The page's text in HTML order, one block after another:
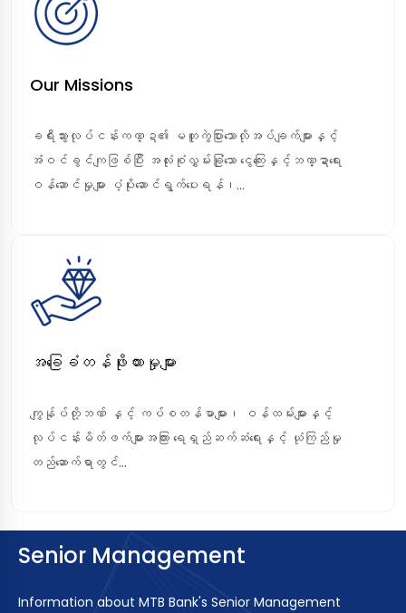
Our Missions
ခရီးသွားလုပ်ငန်းကဏ္ဍ၏ မတူကွဲပြားသောလိုအပ်ချက်များနှင့်
အံဝင်ခွင်ကျဖြစ်ပြီး အလုံးစုံလွှမ်းခြုံသော ငွေကြေးနှင့်ဘဏ္ဍာရေး
ဝန်ဆောင်မှုများ ပံ့ပိုးဆောင်ရွက်ပေးရန်၊...
အခြေခံတန်ဖိုးထားမှုများ
ကျွန်ုပ်တို့ဘဏ် နှင့် ကပ်စတန်မာများ၊ ဝန်ထမ်းများနှင့်
လုပ်ငန်းမိတ်ဖက်များအကြား ရေရှည်ဆက်ဆံရေးနှင့် ယုံကြည်မှု
တည်ဆောက်ရာတွင်...
Senior Management
Information about MTB Bank's Senior Management